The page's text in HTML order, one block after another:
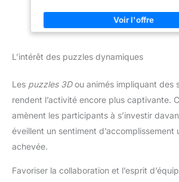
puzzle (1000 pièces) est découpée avec
garantir un ajustement parfait ◆ Amusez-
peuvent vous calmer et vous permettre de
relation entre les membres de la famille,
pas ce merveilleux puzzle, c'est un excellent
anniversaire, une remise de diplôme, Noël,
Saint-Valentin, Pâques, etc. ◆ Décoration
lorsque vous avez terminé, vous pouvez
votre salon ou votre chambre. Cette peinture
adultes ajoute une touche de beauté artistique
espace et apporte une atmosphère vibrante à
L’intérêt des puzzles dynamiques
Les puzzles 3Dou animés impliquant des
rendent l’activité encore plus captivante.
amènent les participants à s’investir
éveillent un sentiment d’accomplissement
achevée.
Favoriser la collaboration et l’esprit